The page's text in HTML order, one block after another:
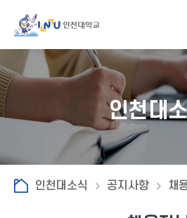
인천대
인천대소식 공지사항 채